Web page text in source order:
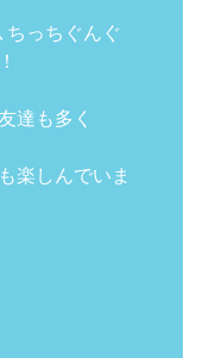
っちぐんぐ
達も多く
楽しんでいま